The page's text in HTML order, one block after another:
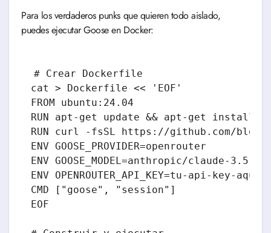
Para los verdaderos punks que quieren todo aislado,
puedes ejecutar Goose en Docker:
# Crear Dockerfile
cat > Dockerfile << 'EOF'
FROM ubuntu:24.04
RUN apt-get update && apt-get install
RUN curl -fsSL https://github.com/
ENV GOOSE_PROVIDER=openrouter
ENV GOOSE_MODEL=anthropic/claude-3.5-
ENV OPENROUTER_API_KEY=tu-api-key-aquí
CMD ["goose", "session"]
EOF